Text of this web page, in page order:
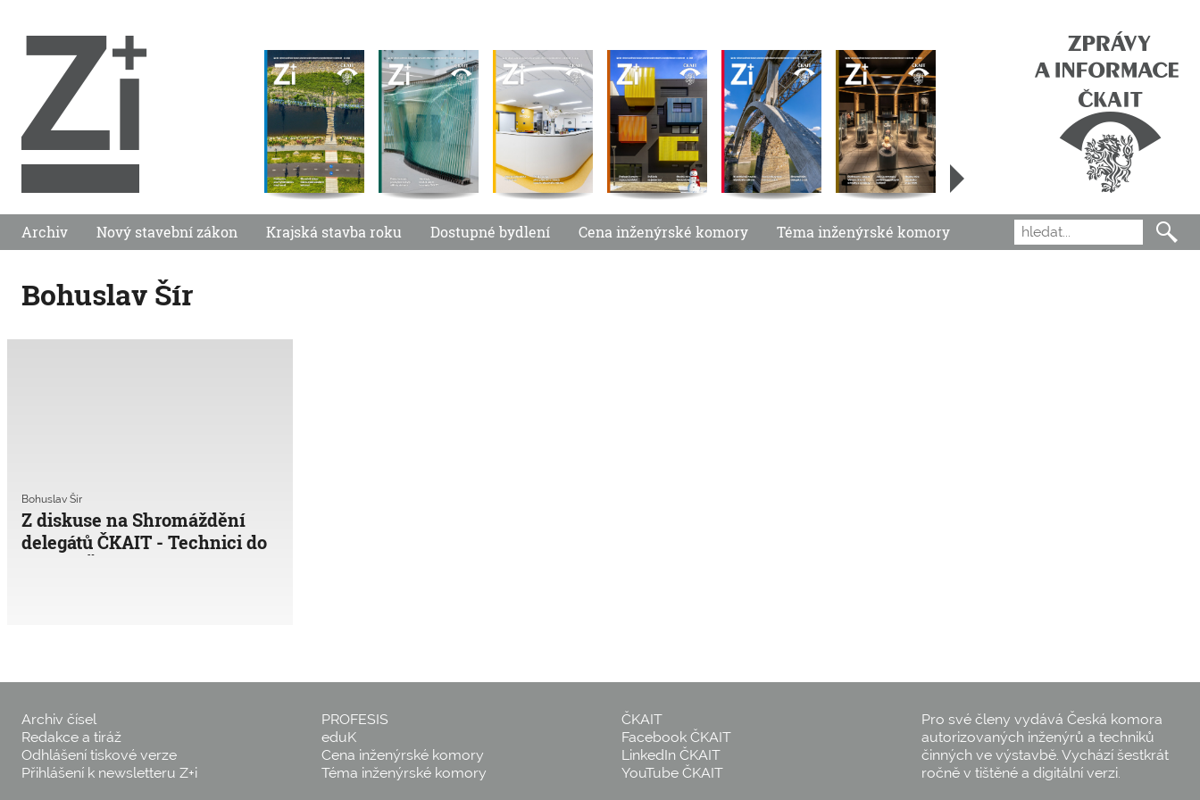
Archiv Nový stavební zákon Krajská stavba roku Dostupné bydlení Cena inženýrské komory Téma inženýrské komory
Bohuslav Šír
Z diskuse na Shromáždění
delegátů ČKAIT - Technici do
Bohuslav Šír
Archiv čísel
Redakce a tiráž
Odhlášení tiskové verze
Přihlášení k newsletteru Z+i
PROFESIS
eduK
Cena inženýrské komory
Téma inženýrské komory
ČKAIT
Facebook ČKAIT
LinkedIn ČKAIT
YouTube ČKAIT
Pro své členy vydává Česká komora
autorizovaných inženýrů a techniků
činných ve výstavbě. Vychází šestkrát
ročně v tištěné a digitální verzi.